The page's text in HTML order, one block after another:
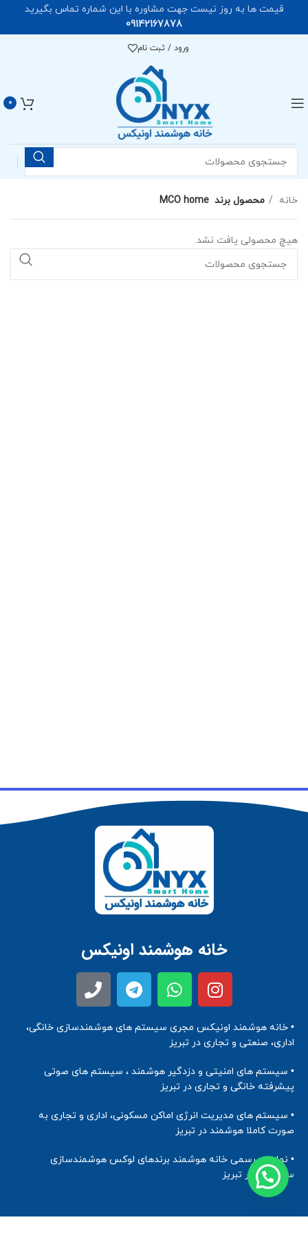
ورود / ثبت نام
0
خانه محصول برند MCO home
هیچ محصولی یافت نشد.
خانه هوشمند اونیکس
• خانه هوشمند اونیکس مجری سیستم های هوشمندسازی خانگی،
اداری، صنعتی و تجاری در تبریز
• سیستم های امنیتی و دزدگیر هوشمند ، سیستم های صوتی
پیشرفته خانگی و تجاری در تبریز
• سیستم های مدیریت انرژی اماکن مسکونی، اداری و تجاری به
صورت کاملا هوشمند در تبریز
• نماینده رسمی خانه هوشمند برندهای لوکس هوشمندسازی
ساختمان در تبریز
قیمت ها به روز نیست جهت مشاوره با این شماره تماس بگیرید
09142167878